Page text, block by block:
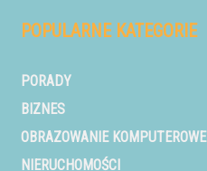
POPULARNE KATEGORIE
PORADY
BIZNES
OBRAZOWANIE KOMPUTEROWE
NIERUCHOMOŚCI